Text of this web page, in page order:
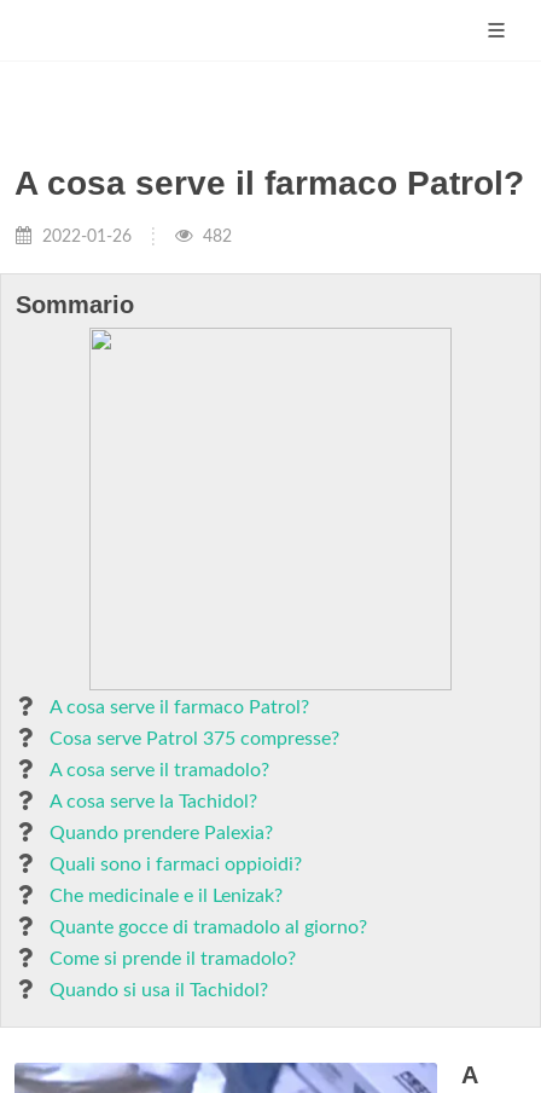
A cosa serve il farmaco Patrol?
2022-01-26 482
Sommario
A cosa serve il farmaco Patrol?
Cosa serve Patrol 375 compresse?
A cosa serve il tramadolo?
A cosa serve la Tachidol?
Quando prendere Palexia?
Quali sono i farmaci oppioidi?
Che medicinale e il Lenizak?
Quante gocce di tramadolo al giorno?
Come si prende il tramadolo?
Quando si usa il Tachidol?
A